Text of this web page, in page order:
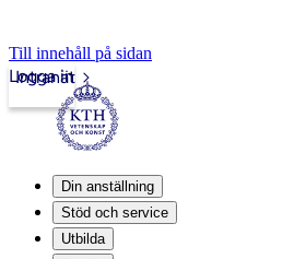
Till innehåll på sidan
Intranät
Logga in
Din anställning
Stöd och service
Utbilda